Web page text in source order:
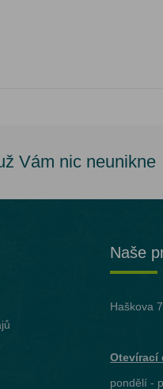
Vám nic neunikne
Naše
Haškova
Otevírací
pondělí -